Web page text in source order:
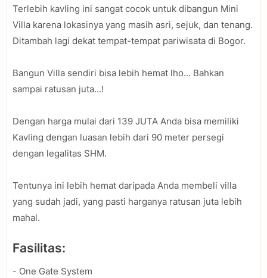
Terlebih kavling ini sangat cocok untuk dibangun Mini
Villa karena lokasinya yang masih asri, sejuk, dan tenang.
Ditambah lagi dekat tempat-tempat pariwisata di Bogor.
Bangun Villa sendiri bisa lebih hemat lho... Bahkan
sampai ratusan juta...!
Dengan harga mulai dari 139 JUTA Anda bisa memiliki
Kavling dengan luasan lebih dari 90 meter persegi
dengan legalitas SHM.
Tentunya ini lebih hemat daripada Anda membeli villa
yang sudah jadi, yang pasti harganya ratusan juta lebih
mahal.
Fasilitas:
- One Gate System